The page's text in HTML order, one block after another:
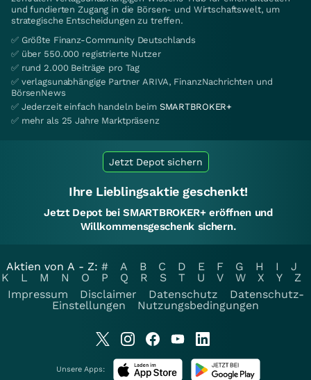
und fundierten Zugang in die Börsen- und Wirtschaftswelt, um
strategische Entscheidungen zu treffen.
✅ Größte Finanz-Community Deutschlands
✅ über 550.000 registrierte Nutzer
✅ rund 2.000 Beiträge pro Tag
✅ verlagsunabhängige Partner ARIVA, FinanzNachrichten und
BörsenNews
✅ Jederzeit einfach handeln beim SMARTBROKER+
✅ mehr als 25 Jahre Marktpräsenz
Jetzt Depot sichern
Ihre Lieblingsaktie geschenkt!
Jetzt Depot bei SMARTBROKER+ eröffnen und
Willkommensgeschenk sichern.
Aktien von A - Z: # A B C D E F G H I
J
K
L M N O P Q R S T U V W X Y
Z
Impressum
Disclaimer Datenschutz
Datenschutz-
Einstellungen
Nutzungsbedingungen
Unsere Apps: